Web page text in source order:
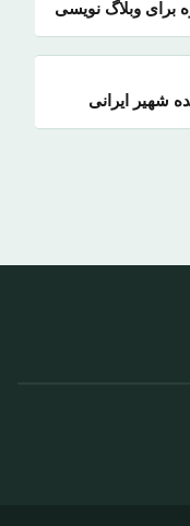
برای وبلاگ نویسی
شهیر ایرانی